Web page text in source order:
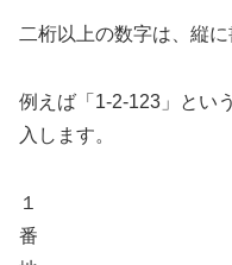
二桁以上の数字は、縦
例えば「1-2-123」とい
入します。
１
番